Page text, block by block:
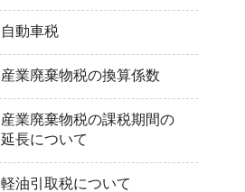
自動車税
産業廃棄物税の換算係数
産業廃棄物税の課税期間の
延長について
軽油引取税について